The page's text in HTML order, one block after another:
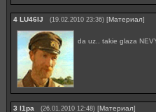
4 LU46IJ (19.02.2010 23:36) [Материал]
da uz.. takie glaza
3 l1pa (26.01.2010 12:48) [Материал]